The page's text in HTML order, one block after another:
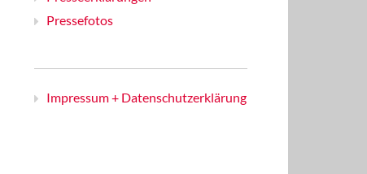
Pressefotos
Impressum + Datenschutzerklärung